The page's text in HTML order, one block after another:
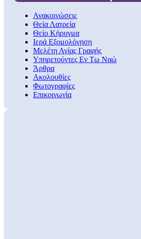
Ανακοινώσεις
Θεία Λατρεία
Θείο Κήρυγμα
Ιερά Εξομολόγηση
Μελέτη Αγίας Γραφής
Υπηρετούντες Εν Τω Ναώ
Άρθρα
Ακολουθίες
Φωτογραφίες
Επικοινωνία